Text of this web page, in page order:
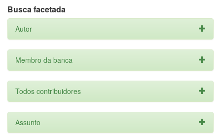
Busca facetada
Autor
Membro da banca
Todos contribuidores
Assunto